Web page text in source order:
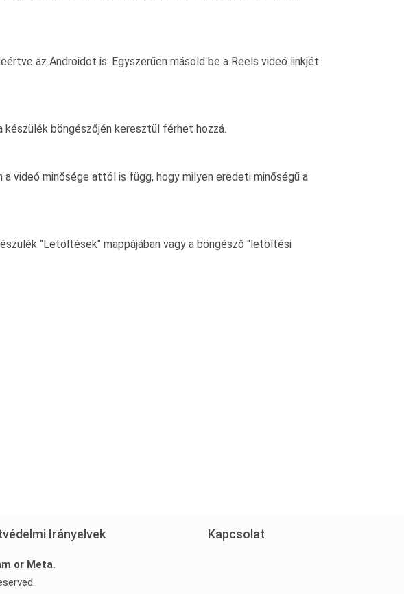
az Androidot is. Egyszerűen másold be a Reels videó linkjét
böngészőjén keresztül férhet hozzá.
videó minősége attól is függ, hogy milyen eredeti minőségű a
"Letöltések" mappájában vagy a böngésző "letöltési
Irányelvek Kapcsolat
or Meta.